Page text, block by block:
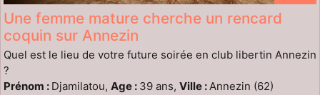
Une femme mature cherche un rencard
coquin sur Annezin
Quel est le lieu de votre future soirée en club libertin Annezin
?
Prénom : Djamilatou, Age : 39 ans, Ville : Annezin (62)